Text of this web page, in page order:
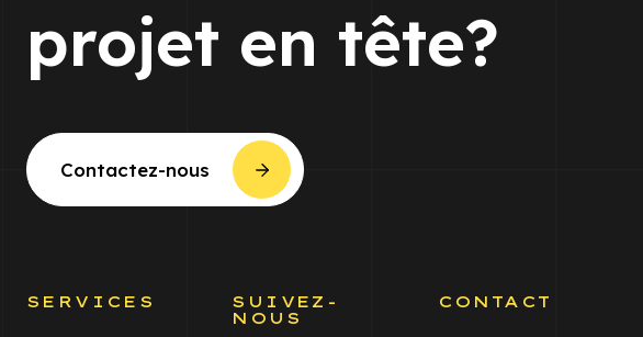
projet en tête?
Contactez-nous
SERVICES
SUIVEZ-
NOUS
CONTACT